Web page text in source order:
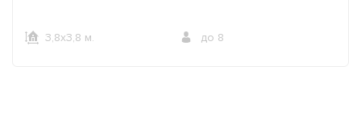
3,8х3,8 м. до 8